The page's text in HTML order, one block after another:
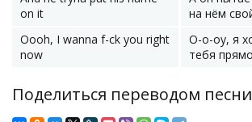
on it
на нём
Oooh, I wanna f-ck you right
now
О-о-оу, я
тебя
Поделиться переводом песни